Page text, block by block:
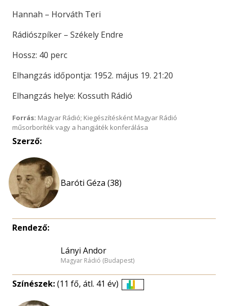
Hannah – Horváth Teri
Rádiószpíker – Székely Endre
Hossz: 40 perc
Elhangzás időpontja: 1952. május 19. 21:20
Elhangzás helye: Kossuth Rádió
Forrás: Magyar Rádió; Kiegészítésként Magyar Rádió
műsorboríték vagy a hangjáték konferálása
Szerző:
Baróti Géza (38)
Rendező:
Lányi Andor
Magyar Rádió (Budapest)
Színészek:(11 fő, átl. 41 év)